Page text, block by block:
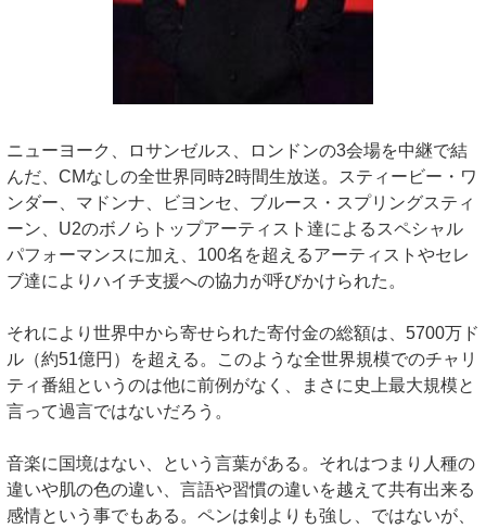
ニューヨーク、ロサンゼルス、ロンドンの3会場を中継で結
んだ、CMなしの全世界同時2時間生放送。スティービー・ワ
ンダー、マドンナ、ビヨンセ、ブルース・スプリングスティ
ーン、U2のボノらトップアーティスト達によるスペシャル
パフォーマンスに加え、100名を超えるアーティストやセレ
ブ達によりハイチ支援への協力が呼びかけられた。
それにより世界中から寄せられた寄付金の総額は、5700万ド
ル（約51億円）を超える。このような全世界規模でのチャリ
ティ番組というのは他に前例がなく、まさに史上最大規模と
言って過言ではないだろう。
音楽に国境はない、という言葉がある。それはつまり人種の
違いや肌の色の違い、言語や習慣の違いを越えて共有出来る
感情という事でもある。ペンは剣よりも強し、ではないが、